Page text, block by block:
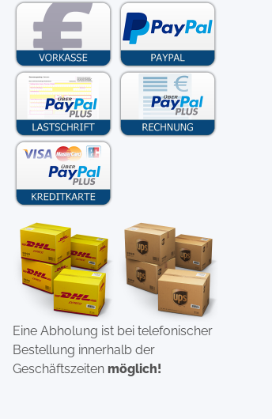
Eine Abholung ist bei telefonischer
Bestellung innerhalb der
Geschäftszeiten möglich!